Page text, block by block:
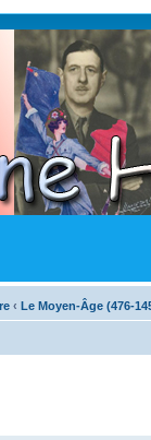
‹ Le Moyen-Âge (476-